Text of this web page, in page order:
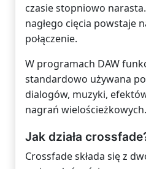
czasie stopniowo
nagłego cięcia powstaje
połączenie.
W programach DAW
standardowo używana
dialogów, muzyki,
nagrań wielościeżkowych.
Jak działa
Crossfade składa się z